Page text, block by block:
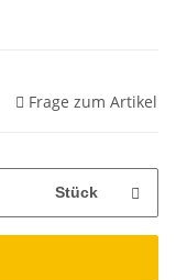
Frage zum Artikel
Stück